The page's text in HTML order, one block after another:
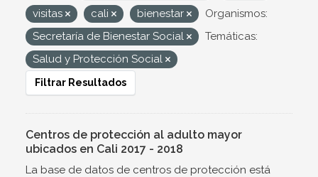
visitas
cali bienestar
Organismos:
Secretaría de Bienestar Social
Temáticas:
Salud y Protección Social
Filtrar Resultados
Centros de protección al adulto mayor
ubicados en Cali 2017 - 2018
La base de datos de centros de protección está